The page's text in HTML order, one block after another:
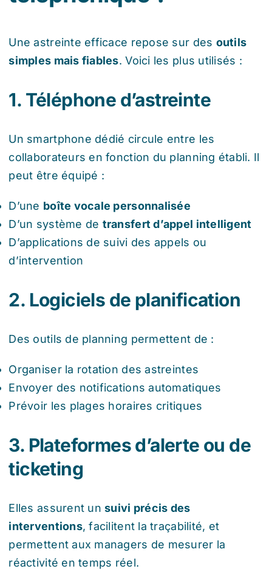
Une astreinte efficace repose sur des outils
simples mais fiables. Voici les plus utilisés :
1. Téléphone d’astreinte
Un smartphone dédié circule entre les
collaborateurs en fonction du planning établi. Il
peut être équipé :
D’une boîte vocale personnalisée
D’un système de transfert d’appel intelligent
D’applications de suivi des appels ou
d’intervention
2. Logiciels de planification
Des outils de planning permettent de :
Organiser la rotation des astreintes
Envoyer des notifications automatiques
Prévoir les plages horaires critiques
3. Plateformes d’alerte ou de
ticketing
Elles assurent unsuivi précis des
interventions, facilitent la traçabilité, et
permettent aux managers de mesurer la
réactivité en temps réel.